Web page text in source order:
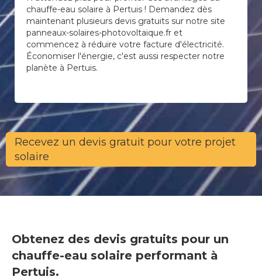
chauffe-eau solaire à Pertuis ! Demandez dès
maintenant plusieurs devis gratuits sur notre site
panneaux-solaires-photovoltaique.fr et
commencez à réduire votre facture d'électricité.
Économiser l'énergie, c'est aussi respecter notre
planète à Pertuis.
Recevez un devis gratuit pour votre projet
solaire
Obtenez des devis gratuits pour un
chauffe-eau solaire performant à
Pertuis.